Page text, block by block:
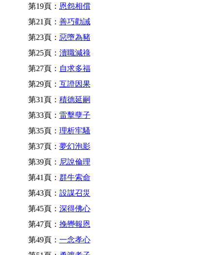
第19頁： 恩怨相償
第21頁： 善巧勸誡
第23頁： 惡墮為豬
第25頁： 瀆職減祿
第27頁： 自求多福
第29頁： 互證因果
第31頁： 積德延嗣
第33頁： 雷擊孽子
第35頁： 理析牢騷
第37頁： 夢幻泡影
第39頁： 尼說倫理
第41頁： 群牛索命
第43頁： 設謀召災
第45頁： 深得佛心
第47頁： 挽轡報恩
第49頁： 一念孝心